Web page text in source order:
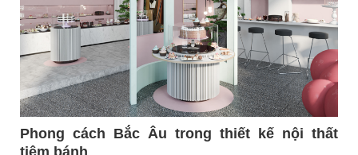
Phong cách Bắc Âu trong thiết kế nội thất
tiệm bánh